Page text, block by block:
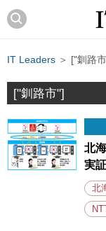
IT Leaders ＞ ["釧路
["釧路市"]
北
実
北